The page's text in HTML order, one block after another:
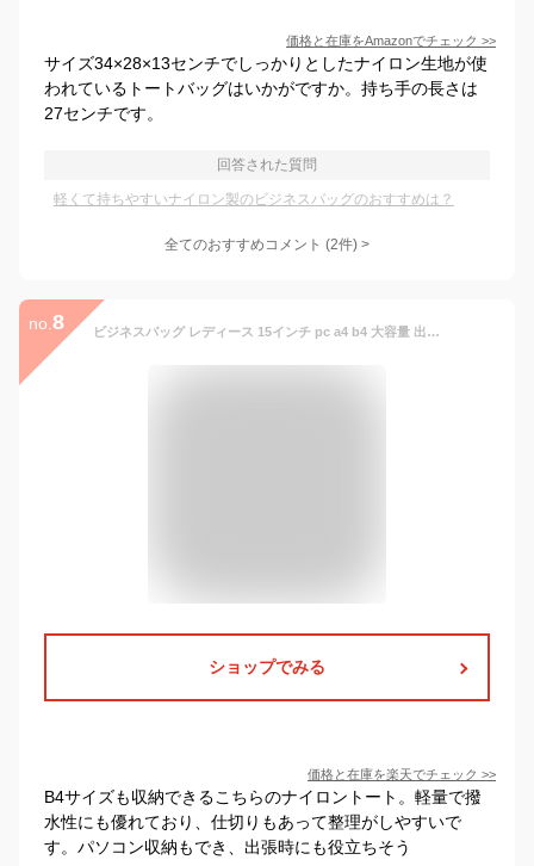
価格と在庫をAmazonでチェック >>
サイズ34×28×13センチでしっかりとしたナイロン生地が使
われているトートバッグはいかがですか。持ち手の長さは
27センチです。
回答された質問
軽くて持ちやすいナイロン製のビジネスバッグのおすすめは？
全てのおすすめコメント (2件) >
no. 8 ビジネスバッグ レディース 15インチ pc a4 b4 大容量 出張 キャリーオン 底鋲 1泊 パソコン ショルダーベルト 仕切り有 多機能 トート ナイロン ブランド 女性 大きめ 2way ビジネスバックレディース・母の日・プレゼント
ショップでみる
価格と在庫を楽天でチェック >>
B4サイズも収納できるこちらのナイロントート。軽量で撥
水性にも優れており、仕切りもあって整理がしやすいで
す。パソコン収納もでき、出張時にも役立ちそう